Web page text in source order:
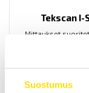
Suostumus
Tekscan
Mittaukset